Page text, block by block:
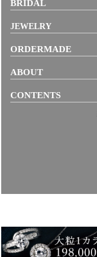
BRIDAL
JEWELRY
ORDERMADE
ABOUT
CONTENTS